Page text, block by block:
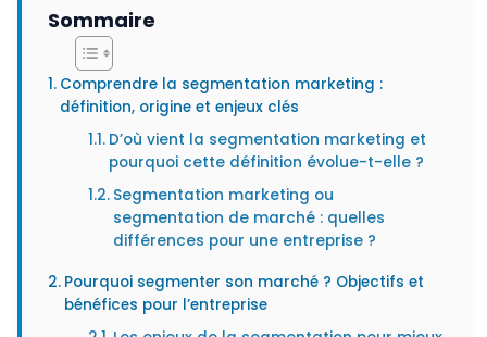
Sommaire
Comprendre la segmentation marketing :
définition, origine et enjeux clés
D’où vient la segmentation marketing et
pourquoi cette définition évolue-t-elle ?
Segmentation marketing ou
segmentation de marché : quelles
différences pour une entreprise ?
Pourquoi segmenter son marché ? Objectifs et
bénéfices pour l’entreprise